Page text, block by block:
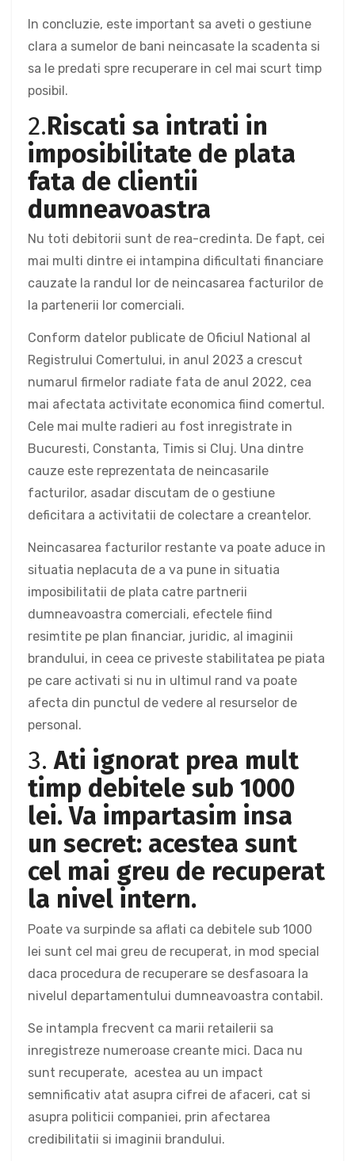
In concluzie, este important sa aveti o gestiune
clara a sumelor de bani neincasate la scadenta si
sa le predati spre recuperare in cel mai scurt timp
posibil.
2.Riscati sa intrati in
imposibilitate de plata
fata de clientii
dumneavoastra
Nu toti debitorii sunt de rea-credinta. De fapt, cei
mai multi dintre ei intampina dificultati financiare
cauzate la randul lor de neincasarea facturilor de
la partenerii lor comerciali.
Conform datelor publicate de Oficiul National al
Registrului Comertului, in anul 2023 a crescut
numarul firmelor radiate fata de anul 2022, cea
mai afectata activitate economica fiind comertul.
Cele mai multe radieri au fost inregistrate in
Bucuresti, Constanta, Timis si Cluj. Una dintre
cauze este reprezentata de neincasarile
facturilor, asadar discutam de o gestiune
deficitara a activitatii de colectare a creantelor.
Neincasarea facturilor restante va poate aduce in
situatia neplacuta de a va pune in situatia
imposibilitatii de plata catre partnerii
dumneavoastra comerciali, efectele fiind
resimtite pe plan financiar, juridic, al imaginii
brandului, in ceea ce priveste stabilitatea pe piata
pe care activati si nu in ultimul rand va poate
afecta din punctul de vedere al resurselor de
personal.
3.Ati ignorat prea mult
timp debitele sub 1000
lei. Va impartasim insa
un secret: acestea sunt
cel mai greu de recuperat
la nivel intern.
Poate va surpinde sa aflati ca debitele sub 1000
lei sunt cel mai greu de recuperat, in mod special
daca procedura de recuperare se desfasoara la
nivelul departamentului dumneavoastra contabil.
Se intampla frecvent ca marii retailerii sa
inregistreze numeroase creante mici. Daca nu
sunt recuperate, acestea au un impact
semnificativ atat asupra cifrei de afaceri, cat si
asupra politicii companiei, prin afectarea
credibilitatii si imaginii brandului.